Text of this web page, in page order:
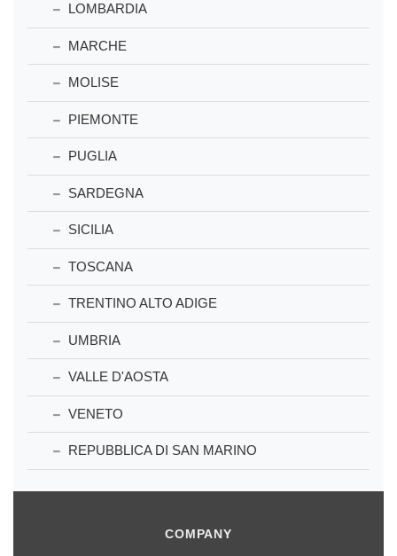
LOMBARDIA
MARCHE
MOLISE
PIEMONTE
PUGLIA
SARDEGNA
SICILIA
TOSCANA
TRENTINO ALTO ADIGE
UMBRIA
VALLE D'AOSTA
VENETO
REPUBBLICA DI SAN MARINO
COMPANY